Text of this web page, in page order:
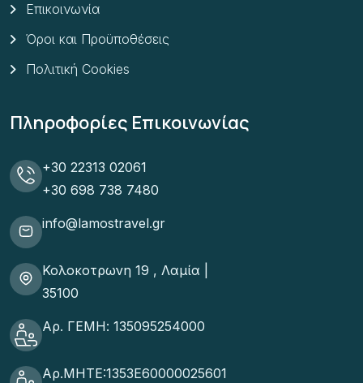
Επικοινωνία
Όροι και Προϋποθέσεις
Πολιτική Cookies
Πληροφορίες Επικοινωνίας
+30 22313 02061
+30 698 738 7480
info@lamostravel.gr
Κολοκοτρωνη 19 , Λαμία |
35100
Αρ. ΓΕΜΗ: 135095254000
Αρ.ΜΗΤΕ:1353Ε60000025601